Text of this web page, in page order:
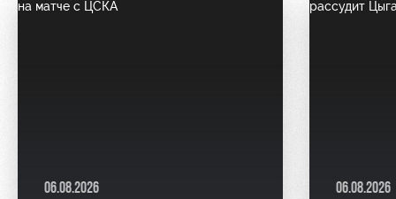
06.08.2026 06.08.2026